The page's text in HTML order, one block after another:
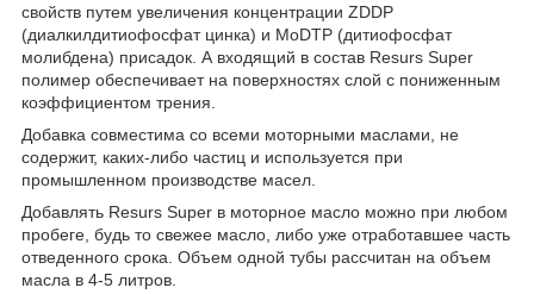
свойств путем увеличения концентрации ZDDP
(диалкилдитиофосфат цинка) и MoDTP (дитиофосфат
молибдена) присадок. А входящий в состав Resurs Super
полимер обеспечивает на поверхностях слой с пониженным
коэффициентом трения.
Добавка совместима со всеми моторными маслами, не
содержит, каких-либо частиц и используется при
промышленном производстве масел.
Добавлять Resurs Super в моторное масло можно при любом
пробеге, будь то свежее масло, либо уже отработавшее часть
отведенного срока. Объем одной тубы рассчитан на объем
масла в 4-5 литров.